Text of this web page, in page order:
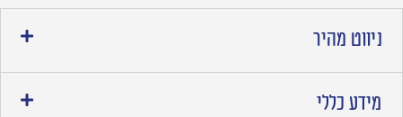
ניווט מהיר
מידע כללי